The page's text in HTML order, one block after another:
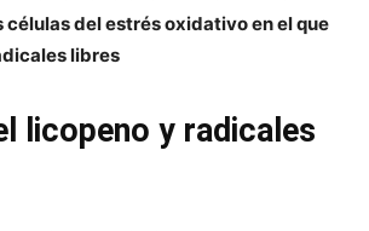
células del estrés oxidativo en el que
libres
licopeno y radicales